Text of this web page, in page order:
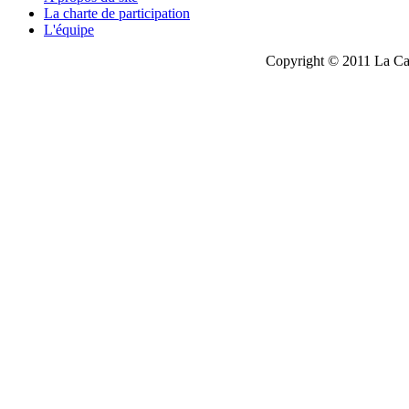
La charte de participation
L'équipe
Copyright © 2011 La